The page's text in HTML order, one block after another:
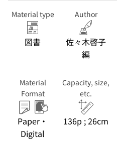
Material type
図書
Author
佐々木啓子
編
Material
Format
Paper・
Digital
Capacity, size,
etc.
136p ; 26cm